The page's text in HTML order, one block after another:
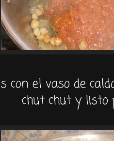
con el vaso de
chut chut y listo